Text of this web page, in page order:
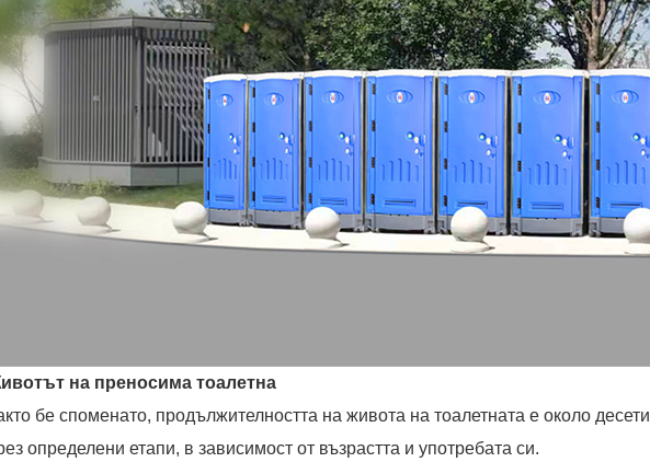
на преносима тоалетна
бе споменато, продължителността на живота на тоалетната е около
определени етапи, в зависимост от възрастта и употребата си.